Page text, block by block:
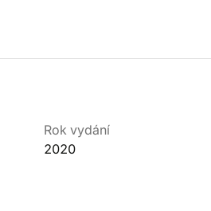
Rok vydání
2020